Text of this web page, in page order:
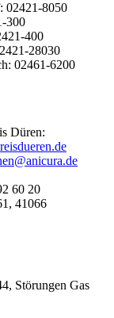
02421-8050
300
400
28030
02461-6200
Düren:
60 20
41066
Störungen Gas